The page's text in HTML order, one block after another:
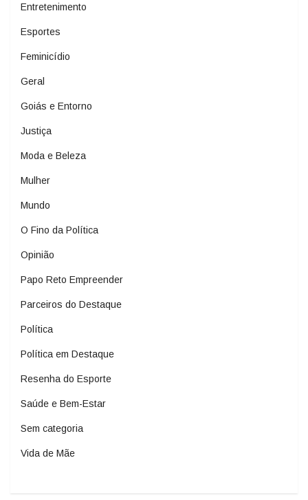
Entretenimento
Esportes
Feminicídio
Geral
Goiás e Entorno
Justiça
Moda e Beleza
Mulher
Mundo
O Fino da Política
Opinião
Papo Reto Empreender
Parceiros do Destaque
Política
Política em Destaque
Resenha do Esporte
Saúde e Bem-Estar
Sem categoria
Vida de Mãe